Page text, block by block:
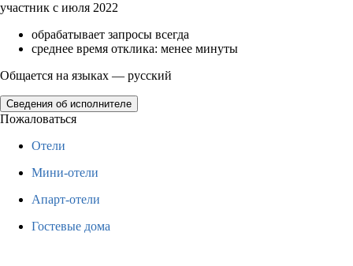
участник с июля 2022
обрабатывает запросы всегда
среднее время отклика: менее минуты
Общается на языках — русский
Сведения об исполнителе
Пожаловаться
Отели
Мини-отели
Апарт-отели
Гостевые дома